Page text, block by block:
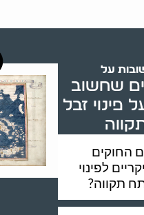
על
שחשוב
פינוי זבל
החוקים
לפינוי
תקווה?